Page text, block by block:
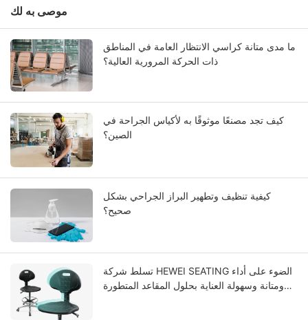
موصى به لك
ما مدى متانة كراسي الانتظار العامة في المناطق
ذات الحركة المرورية العالية؟
كيف تجد مصنعًا موثوقًا به لأكياس الجراحة في
الصين؟
كيفية تنظيف وتطهير البراز الجراحي بشكل
صحيح؟
تسلط شركة HEWEI SEATING الضوء على أداء
ومتانة وسهولة العناية بحلول المقاعد المتطورة